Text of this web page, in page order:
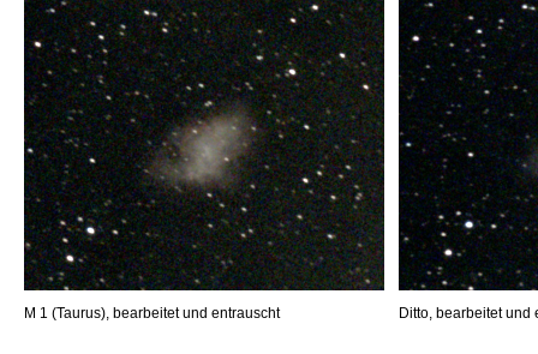
M 1 (Taurus), bearbeitet und entrauscht Ditto, bearbeitet und